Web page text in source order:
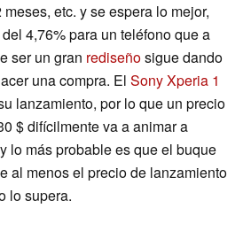
etc. y se espera lo mejor,
4,76% para un teléfono que a
ser un gran rediseñosigue dando
una compra. El Sony Xperia 1
lanzamiento, por lo que un precio
$ difícilmente va a animar a
lo más probable es que el buque
al menos el precio de lanzamiento
lo supera.